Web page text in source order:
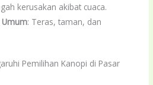
kerusakan akibat cuaca.
Umum: Teras, taman, dan
Pemilihan Kanopi di Pasar